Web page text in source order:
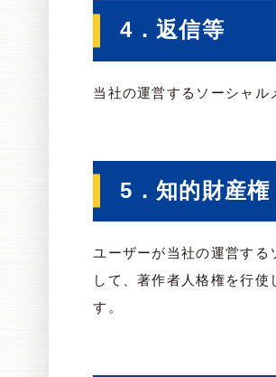
4．返信等
当社の運営するソーシャル
5．知的財産権
ユーザーが当社の運営する
して、著作者人格権を行
す。